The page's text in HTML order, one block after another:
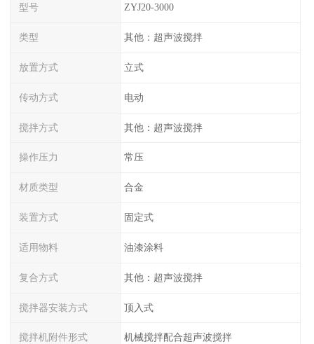
型号 ZYJ20-3000
类型 其他：超声波搅拌
放置方式 立式
传动方式 电动
搅拌方式 其他：超声波搅拌
操作压力 常压
材质类型 合金
装置方式 固定式
适用物料 油漆涂料
复合方式 其他：超声波搅拌
搅拌器安装方式 顶入式
搅拌机附件形式 机械搅拌配合超声波搅拌